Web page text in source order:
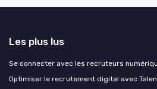
Les plus lus
Se connecter avec les recruteurs
Optimiser le recrutement digital avec